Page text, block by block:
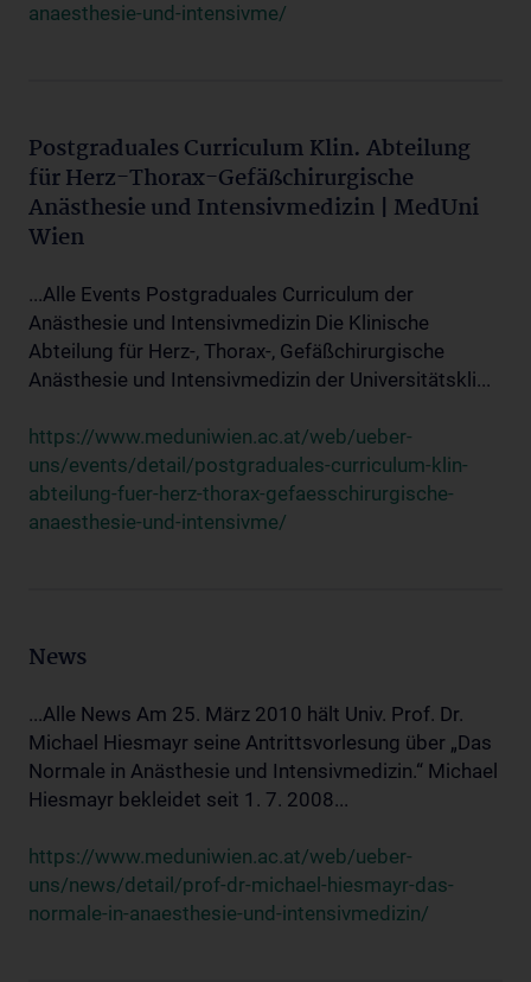
anaesthesie-und-intensivme/
Postgraduales Curriculum Klin. Abteilung
für Herz-Thorax-Gefäßchirurgische
Anästhesie und Intensivmedizin | MedUni
Wien
...Alle Events Postgraduales Curriculum der
Anästhesie und Intensivmedizin Die Klinische
Abteilung für Herz-, Thorax-, Gefäßchirurgische
Anästhesie und Intensivmedizin der Universitätskli...
https://www.meduniwien.ac.at/web/ueber-
uns/events/detail/postgraduales-curriculum-klin-
abteilung-fuer-herz-thorax-gefaesschirurgische-
anaesthesie-und-intensivme/
News
...Alle News Am 25. März 2010 hält Univ. Prof. Dr.
Michael Hiesmayr seine Antrittsvorlesung über „Das
Normale in Anästhesie und Intensivmedizin.“ Michael
Hiesmayr bekleidet seit 1. 7. 2008...
https://www.meduniwien.ac.at/web/ueber-
uns/news/detail/prof-dr-michael-hiesmayr-das-
normale-in-anaesthesie-und-intensivmedizin/